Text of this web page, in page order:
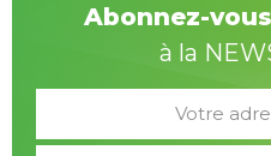
Abonnez-
à la